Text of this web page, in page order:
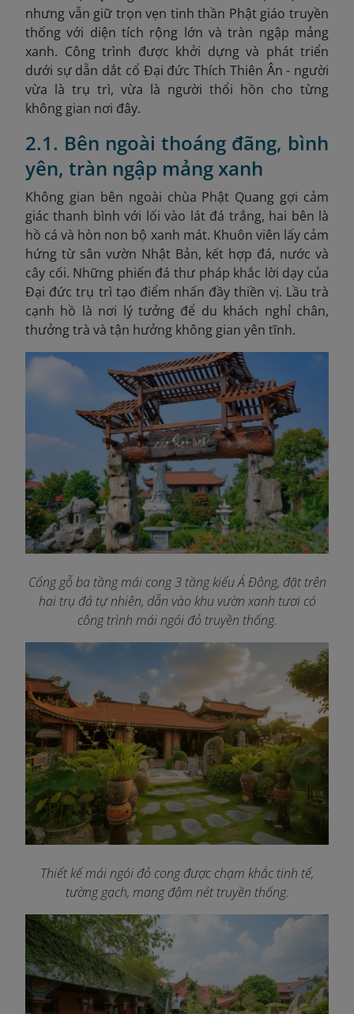
nhưng vẫn giữ trọn vẹn tinh thần Phật giáo truyền
thống với diện tích rộng lớn và tràn ngập mảng
xanh. Công trình được khởi dựng và phát triển
dưới sự dẫn dắt cổ Đại đức Thích Thiên Ân - người
vừa là trụ trì, vừa là người thổi hồn cho từng
không gian nơi đây.
2.1. Bên ngoài thoáng đãng, bình
yên, tràn ngập mảng xanh
Không gian bên ngoài chùa Phật Quang gợi cảm
giác thanh bình với lối vào lát đá trắng, hai bên là
hồ cá và hòn non bộ xanh mát. Khuôn viên lấy cảm
hứng từ sân vườn Nhật Bản, kết hợp đá, nước và
cây cối. Những phiến đá thư pháp khắc lời dạy của
Đại đức trụ trì tạo điểm nhấn đầy thiền vị. Lầu trà
cạnh hồ là nơi lý tưởng để du khách nghỉ chân,
thưởng trà và tận hưởng không gian yên tĩnh.
Cổng gỗ ba tầng mái cong 3 tầng kiểu Á Đông, đặt trên
hai trụ đá tự nhiên, dẫn vào khu vườn xanh tươi có
công trình mái ngói đỏ truyền thống.
Thiết kế mái ngói đỏ cong được chạm khắc tinh tế,
tường gạch, mang đậm nét truyền thống.